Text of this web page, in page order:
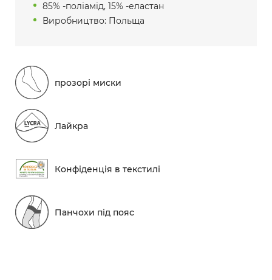
85% -поліамід, 15% -еластан
Виробництво: Польща
прозорі миски
Лайкра
Конфіденція в текстилі
Панчохи під пояс